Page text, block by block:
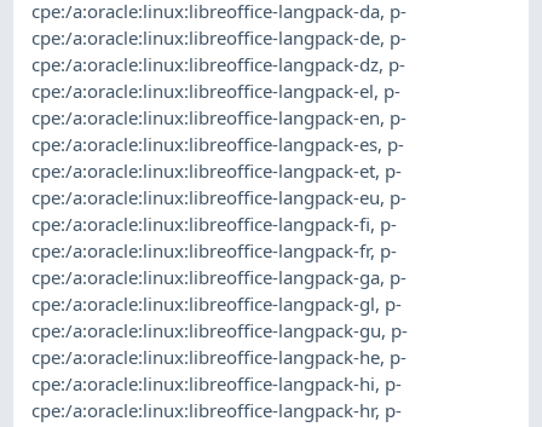
cpe:/a:oracle:linux:libreoffice-langpack-da, p-
cpe:/a:oracle:linux:libreoffice-langpack-de, p-
cpe:/a:oracle:linux:libreoffice-langpack-dz, p-
cpe:/a:oracle:linux:libreoffice-langpack-el, p-
cpe:/a:oracle:linux:libreoffice-langpack-en, p-
cpe:/a:oracle:linux:libreoffice-langpack-es, p-
cpe:/a:oracle:linux:libreoffice-langpack-et, p-
cpe:/a:oracle:linux:libreoffice-langpack-eu, p-
cpe:/a:oracle:linux:libreoffice-langpack-fi, p-
cpe:/a:oracle:linux:libreoffice-langpack-fr, p-
cpe:/a:oracle:linux:libreoffice-langpack-ga, p-
cpe:/a:oracle:linux:libreoffice-langpack-gl, p-
cpe:/a:oracle:linux:libreoffice-langpack-gu, p-
cpe:/a:oracle:linux:libreoffice-langpack-he, p-
cpe:/a:oracle:linux:libreoffice-langpack-hi, p-
cpe:/a:oracle:linux:libreoffice-langpack-hr, p-